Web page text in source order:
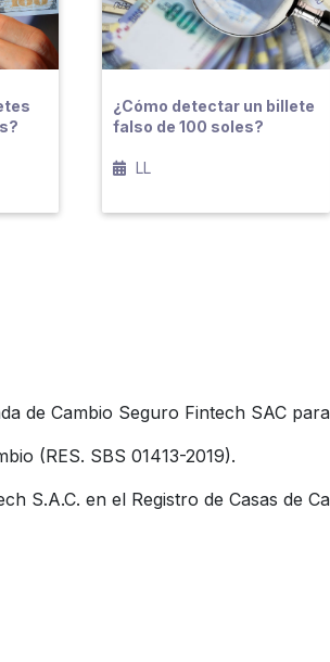
¿Cómo detectar un billete
falso de 100 soles?
LL
de Cambio Seguro Fintech SAC
(RES. SBS 01413-2019).
S.A.C. en el Registro de Casas de